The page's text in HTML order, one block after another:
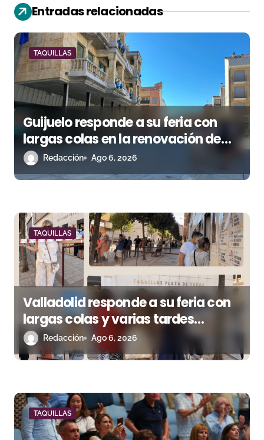
i
ó
n
d
e
e
n
t
a
d
a
s
Entradas relacionadas
TAQUILLAS
Guijuelo responde a su feria con
largas colas en la renovación de
abonos
Redacción Ago 6, 2026
TAQUILLAS
Valladolid responde a su feria con
largas colas y varias tardes
camino del lleno
Redacción Ago 6, 2026
TAQUILLAS